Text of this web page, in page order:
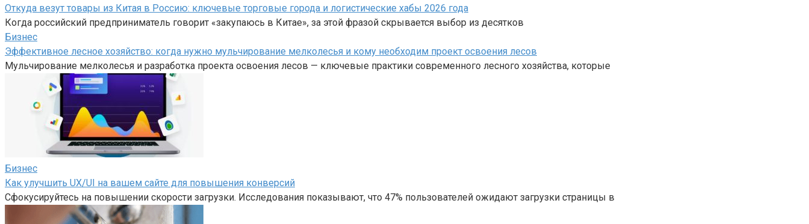
Откуда везут товары из Китая в Россию: ключевые торговые города и логистические хабы 2026 года
Когда российский предприниматель говорит «закупаюсь в Китае», за этой фразой скрывается выбор из десятков
Бизнес
Эффективное лесное хозяйство: когда нужно мульчирование мелколесья и кому необходим проект освоения лесов
Мульчирование мелколесья и разработка проекта освоения лесов — ключевые практики современного лесного хозяйства, которые
Бизнес
Как улучшить UX/UI на вашем сайте для повышения конверсий
Сфокусируйтесь на повышении скорости загрузки. Исследования показывают, что 47% пользователей ожидают загрузки страницы в